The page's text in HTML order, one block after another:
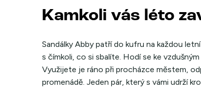
Kamkoli vás léto
Sandálky Abby patří do kufru na každou
s čímkoli, co si sbalíte. Hodí se ke
Využijete je ráno při procházce městem,
promenádě. Jeden pár, který s vámi udrží